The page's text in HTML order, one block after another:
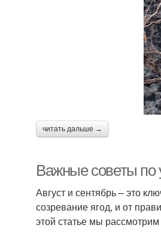
читать дальше →
Важные советы по
Август и сентябрь – это
созревание ягод, и от
этой статье мы